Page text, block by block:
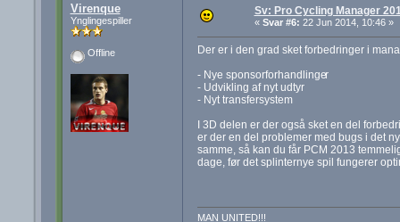
Virenque
Ynglingespiller
Offline
Sv: Pro Cycling Manager
« Svar #6: 22 Jun 2014, 10:46 »
Der er i den grad sket forbedringer i
- Nye sponsorforhandlinger
- Udvikling af nyt udtyr
- Nyt transfersystem
I 3D delen er der også sket en del
er der en del problemer med bugs i det
samme, så kan du får PCM 2013
dage, før det splinternye spil fungerer
MAN UNITED!!!